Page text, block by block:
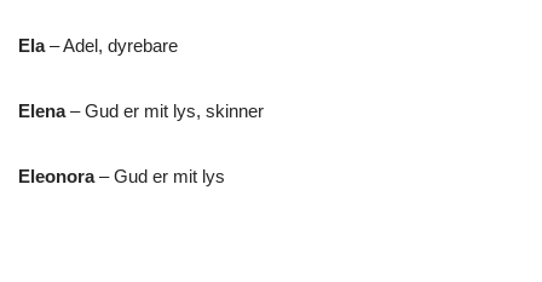
Ela– Adel, dyrebare
Elena– Gud er mit lys, skinner
Eleonora– Gud er mit lys